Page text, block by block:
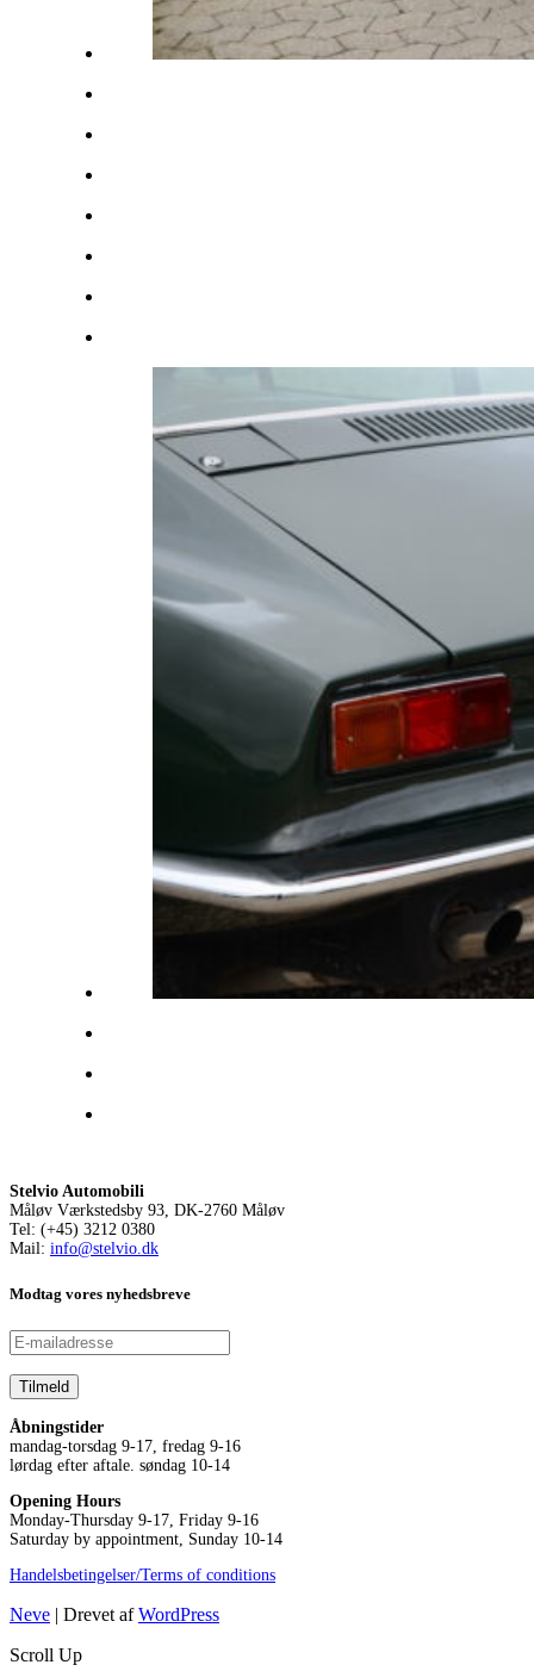
Stelvio Automobili
Måløv Værkstedsby 93, DK-2760 Måløv
Tel: (+45) 3212 0380
Mail: info@stelvio.dk
Modtag vores nyhedsbreve
Åbningstider
mandag-torsdag 9-17, fredag 9-16
lørdag efter aftale. søndag 10-14
Opening Hours
Monday-Thursday 9-17, Friday 9-16
Saturday by appointment, Sunday 10-14
Handelsbetingelser/Terms of conditions
Neve | Drevet afWordPress
Scroll Up